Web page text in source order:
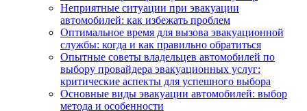
Неприятные ситуации при эвакуации
автомобилей: как избежать проблем
Оптимальное время для вызова эвакуационной
службы: когда и как правильно обратиться
Опытные советы владельцев автомобилей по
выбору провайдера эвакуационных услуг:
критические аспекты для успешного выбора
Основные виды эвакуации автомобилей: выбор
метода и особенности